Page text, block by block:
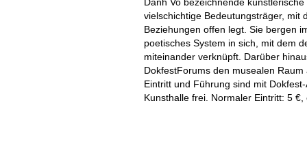
vielschichtige Bedeutungsträger, mit
Beziehungen offen legt. Sie bergen
poetisches System in sich, mit dem
miteinander verknüpft. Darüber
DokfestForums den musealen
Eintritt und Führung sind mit
Kunsthalle frei. Normaler Eintritt: 5